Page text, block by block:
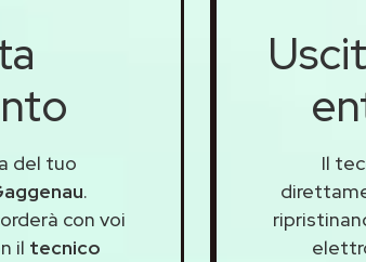
del tuo
.
con voi
il tecnico
Il